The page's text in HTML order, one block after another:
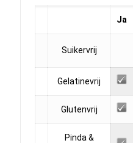
Ja
Suikervrij
Gelatinevrij
Glutenvrij
Pinda &